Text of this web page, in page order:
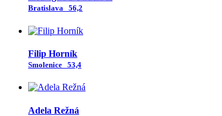
Bratislava 56,2
Filip Horník
Smolenice 53,4
Adela Režná